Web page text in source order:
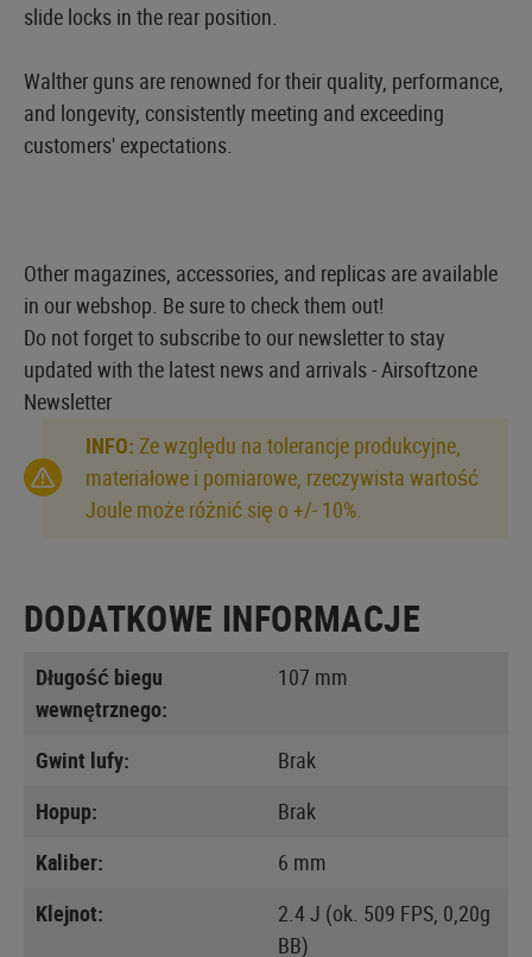
slide locks in the rear position.
Walther guns are renowned for their quality, performance,
and longevity, consistently meeting and exceeding
customers' expectations.
Other magazines, accessories, and replicas are available
in our webshop. Be sure to check them out!
Do not forget to subscribe to our newsletter to stay
updated with the latest news and arrivals - Airsoftzone
Newsletter
INFO: Ze względu na tolerancje produkcyjne,
materiałowe i pomiarowe, rzeczywista wartość
Joule może różnić się o +/- 10%.
DODATKOWE INFORMACJE
Długość biegu
wewnętrznego:
107 mm
Gwint lufy:
Brak
Hopup:
Brak
Kaliber:
6 mm
Klejnot:
2.4 J (ok. 509 FPS, 0,20g
BB)